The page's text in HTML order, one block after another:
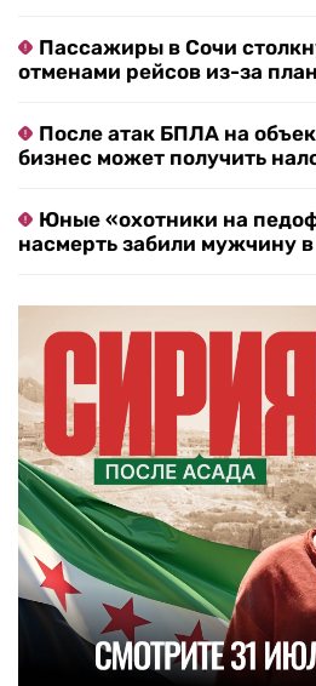
Пассажиры в Сочи
отменами рейсов из-за
После атак БПЛА на
бизнес может получить
Юные «охотники на
насмерть забили мужчину